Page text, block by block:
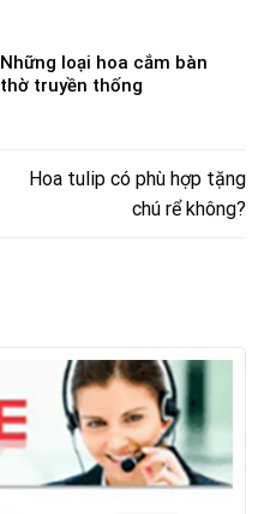
Những loại hoa cắm bàn
thờ truyền thống
Hoa tulip có phù hợp tặng
chú rể không?